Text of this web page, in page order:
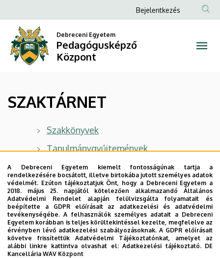
Pedagógusképző
Központ
a
tartalomra
Anonim
fiók
menüje
Bejelentkezés
Debreceni Egyetem
Pedagógusképző
Központ
SZAKTÁRNET
Szakkönyvek
Tanulmánygyűjtemények
28 órás szakmódszertani képzés
kézikönyvei
Legutóbbi frissítés: 2026. 02. 19. 11:18
A Debreceni Egyetem kiemelt fontosságúnak tartja a
rendelkezésére bocsátott, illetve birtokába jutott személyes adatok
védelmét. Ezúton tájékoztatjuk Önt, hogy a Debreceni Egyetem a
2018. május 25. napjától kötelezően alkalmazandó Általános
Adatvédelmi Rendelet alapján felülvizsgálta folyamatait és
beépítette a GDPR előírásait az adatkezelési és adatvédelmi
tevékenységébe. A felhasználók személyes adatait a Debreceni
Egyetem korábban is teljes körültekintéssel kezelte, megfelelve az
érvényben lévő adatkezelési szabályozásoknak. A GDPR előírásait
követve frissítettük Adatvédelmi Tájékoztatónkat, amelyet az
alábbi linkre kattintva olvashat el:Adatkezelési tájékoztató. DE
Kancellária WAV Központ